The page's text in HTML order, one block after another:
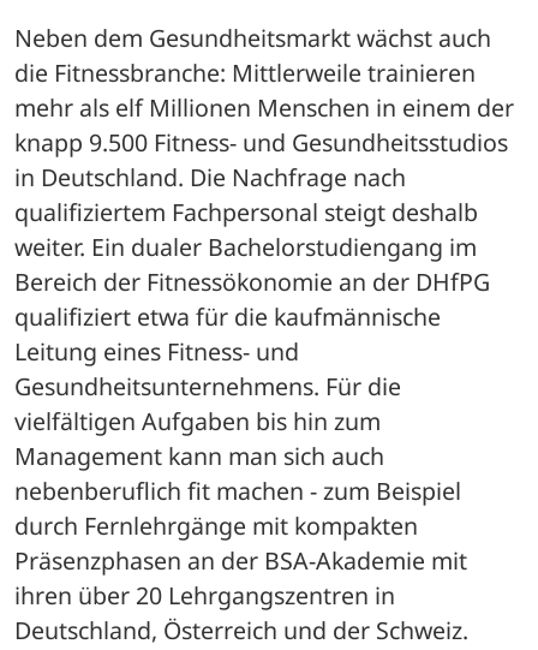
Neben dem Gesundheitsmarkt wächst auch
die Fitnessbranche: Mittlerweile trainieren
mehr als elf Millionen Menschen in einem der
knapp 9.500 Fitness- und Gesundheitsstudios
in Deutschland. Die Nachfrage nach
qualifiziertem Fachpersonal steigt deshalb
weiter. Ein dualer Bachelorstudiengang im
Bereich der Fitnessökonomie an der DHfPG
qualifiziert etwa für die kaufmännische
Leitung eines Fitness- und
Gesundheitsunternehmens. Für die
vielfältigen Aufgaben bis hin zum
Management kann man sich auch
nebenberuflich fit machen - zum Beispiel
durch Fernlehrgänge mit kompakten
Präsenzphasen an der BSA-Akademie mit
ihren über 20 Lehrgangszentren in
Deutschland, Österreich und der Schweiz.